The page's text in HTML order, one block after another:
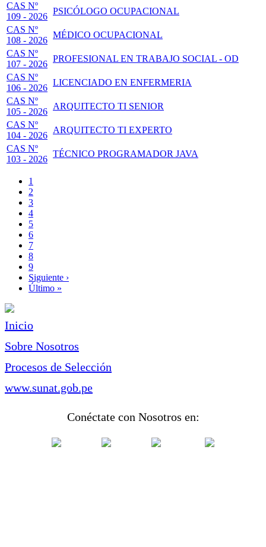
CAS Nº
109 - 2026
PSICÓLOGO OCUPACIONAL
CAS Nº
108 - 2026
MÉDICO OCUPACIONAL
CAS Nº
107 - 2026
PROFESIONAL EN TRABAJO SOCIAL - OD
CAS Nº
106 - 2026
LICENCIADO EN ENFERMERIA
CAS Nº
105 - 2026
ARQUITECTO TI SENIOR
CAS Nº
104 - 2026
ARQUITECTO TI EXPERTO
CAS Nº
103 - 2026
TÉCNICO PROGRAMADOR JAVA
Paginación
Página
actual
1
Page
2
Page
3
Page
4
Page
5
Page
6
Page
7
Page
8
Page
9
Siguiente
página
Siguiente ›
Última
Último »
Inicio
Sobre Nosotros
Procesos de Selección
www.sunat.gob.pe
Conéctate con Nosotros en: